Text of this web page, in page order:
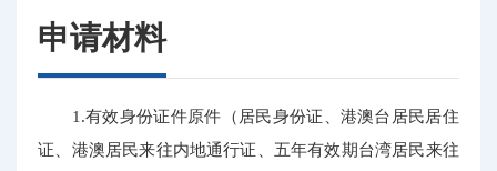
申请材料
1.有效身份证件原件（居民身份证、港澳台居民居住
证、港澳居民来往内地通行证、五年有效期台湾居民来往